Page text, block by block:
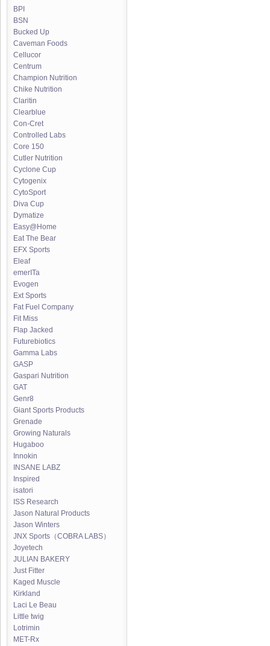
BPI
BSN
Bucked Up
Caveman Foods
Cellucor
Centrum
Champion Nutrition
Chike Nutrition
Claritin
Clearblue
Con-Cret
Controlled Labs
Core 150
Cutler Nutrition
Cyclone Cup
Cytogenix
CytoSport
Diva Cup
Dymatize
Easy@Home
Eat The Bear
EFX Sports
Eleaf
emerITa
Evogen
Ext Sports
Fat Fuel Company
Fit Miss
Flap Jacked
Futurebiotics
Gamma Labs
GASP
Gaspari Nutrition
GAT
Genr8
Giant Sports Products
Grenade
Growing Naturals
Hugaboo
Innokin
INSANE LABZ
Inspired
isatori
ISS Research
Jason Natural Products
Jason Winters
JNX Sports（COBRA LABS）
Joyetech
JULIAN BAKERY
Just Fitter
Kaged Muscle
Kirkland
Laci Le Beau
Little twig
Lotrimin
MET-Rx